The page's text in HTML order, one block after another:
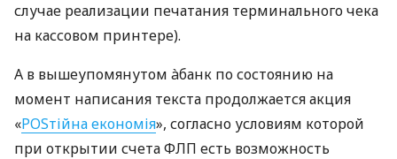
случае реализации печатания терминального чека
на кассовом принтере).
А в вышеупомянутом àбанк по состоянию на
момент написания текста продолжается акция
«POSтійна економія», согласно условиям которой
при открытии счета ФЛП есть возможность